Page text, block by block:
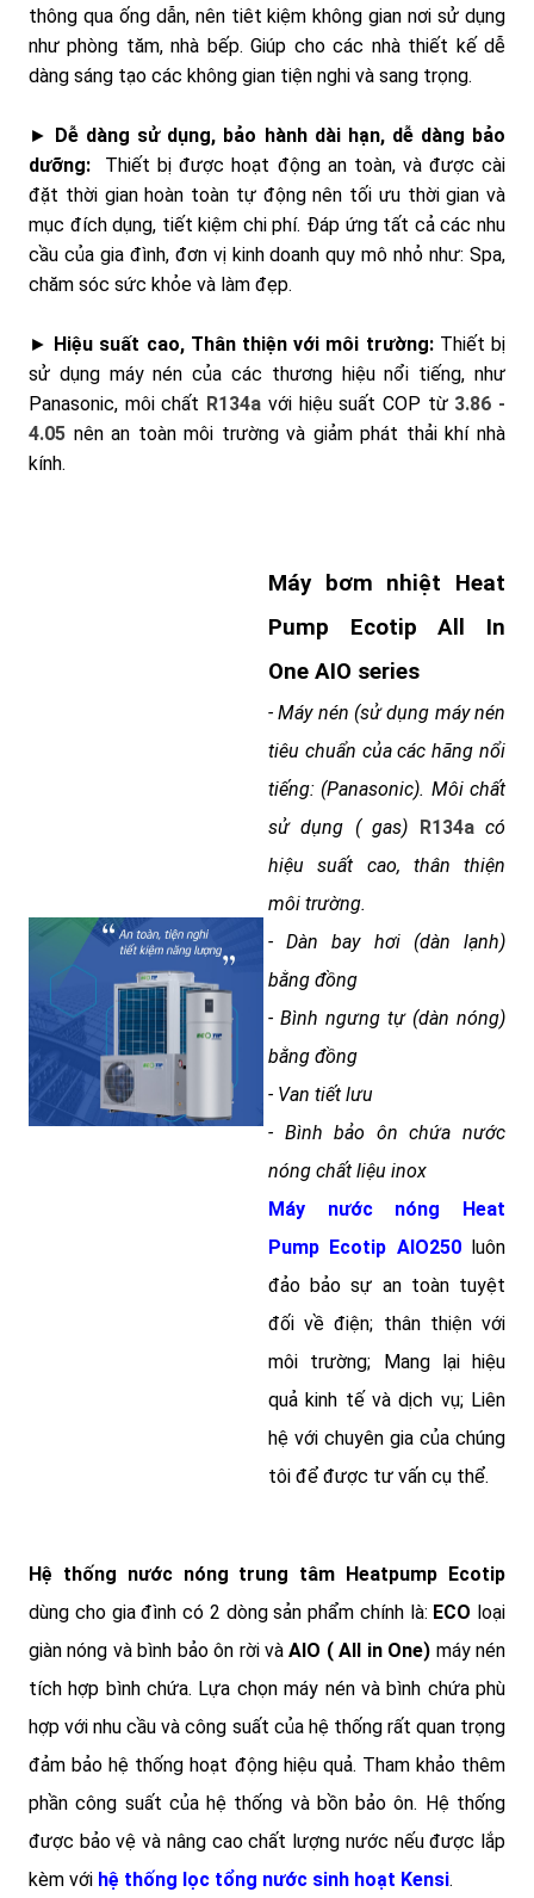
thông qua ống dẫn, nên tiêt kiệm không gian nơi sử dụng
như phòng tăm, nhà bếp. Giúp cho các nhà thiết kế dễ
dàng sáng tạo các không gian tiện nghi và sang trọng.
► Dễ dàng sử dụng, bảo hành dài hạn, dễ dàng bảo
dưỡng:
Thiết bị được hoạt động an toàn, và được cài
đặt thời gian hoàn toàn tự động nên tối ưu thời gian và
mục đích dụng, tiết kiệm chi phí. Đáp ứng tất cả các nhu
cầu của gia đình, đơn vị kinh doanh quy mô nhỏ như: Spa,
chăm sóc sức khỏe và làm đẹp.
► Hiệu suất cao, Thân thiện với môi trường:Thiết bị
sử dụng máy nén của các thương hiệu nổi tiếng, như
Panasonic, môi chất R134a với hiệu suất COP từ 3.86 -
4.05 nên an toàn môi trường và giảm phát thải khí nhà
kính.
Máy bơm nhiệt Heat
Pump Ecotip All In
One AIO series
- Máy nén (sử dụng máy nén
tiêu chuẩn của các hãng nổi
tiếng: (Panasonic). Môi chất
sử dụng ( gas) R134acó
hiệu suất cao, thân thiện
môi trường.
- Dàn bay hơi (dàn lạnh)
bằng đồng
- Bình ngưng tự (dàn nóng)
bằng đồng
- Van tiết lưu
- Bình bảo ôn chứa nước
nóng chất liệu inox
Máy nước nóng Heat
Pump Ecotip AIO250 luôn
đảo bảo sự an toàn tuyệt
đối về điện; thân thiện với
môi trường; Mang lại hiệu
quả kinh tế và dịch vụ; Liên
hệ với chuyên gia của chúng
tôi để được tư vấn cụ thể.
Hệ thống nước nóng trung tâm Heatpump Ecotip
dùng cho gia đình có 2 dòng sản phẩm chính là: ECO loại
giàn nóng và bình bảo ôn rời vàAIO ( All in One) máy nén
tích hợp bình chứa. Lựa chọn máy nén và bình chứa phù
hợp với nhu cầu và công suất của hệ thống rất quan trọng
đảm bảo hệ thống hoạt động hiệu quả. Tham khảo thêm
phần công suất của hệ thống và bồn bảo ôn. Hệ thống
được bảo vệ và nâng cao chất lượng nước nếu được lắp
kèm với hệ thống lọc tổng nước sinh hoạt Kensi.